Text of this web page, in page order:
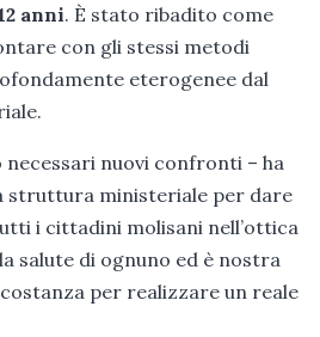
anni. È stato ribadito come
con gli stessi metodi
eterogenee dal
nuovi confronti – ha
struttura ministeriale per dare
i cittadini molisani nell’ottica
salute di ognuno ed è nostra
per realizzare un reale